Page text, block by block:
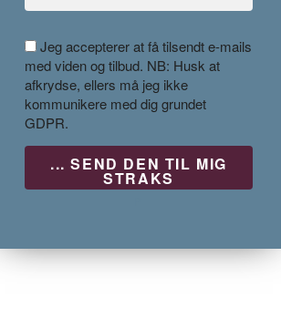
Jeg accepterer at få tilsendt e-mails
med viden og tilbud. NB: Husk at
afkrydse, ellers må jeg ikke
kommunikere med dig grundet
GDPR.